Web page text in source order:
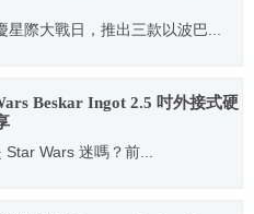
星際大戰日，推出三款以波巴...
Beskar Ingot 2.5 吋外接式硬
Wars 迷嗎？前...